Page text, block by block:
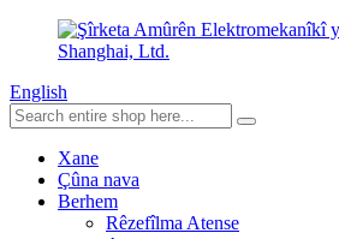
English
Xane
Çûna nava
Berhem
Rêzefîlma Atense